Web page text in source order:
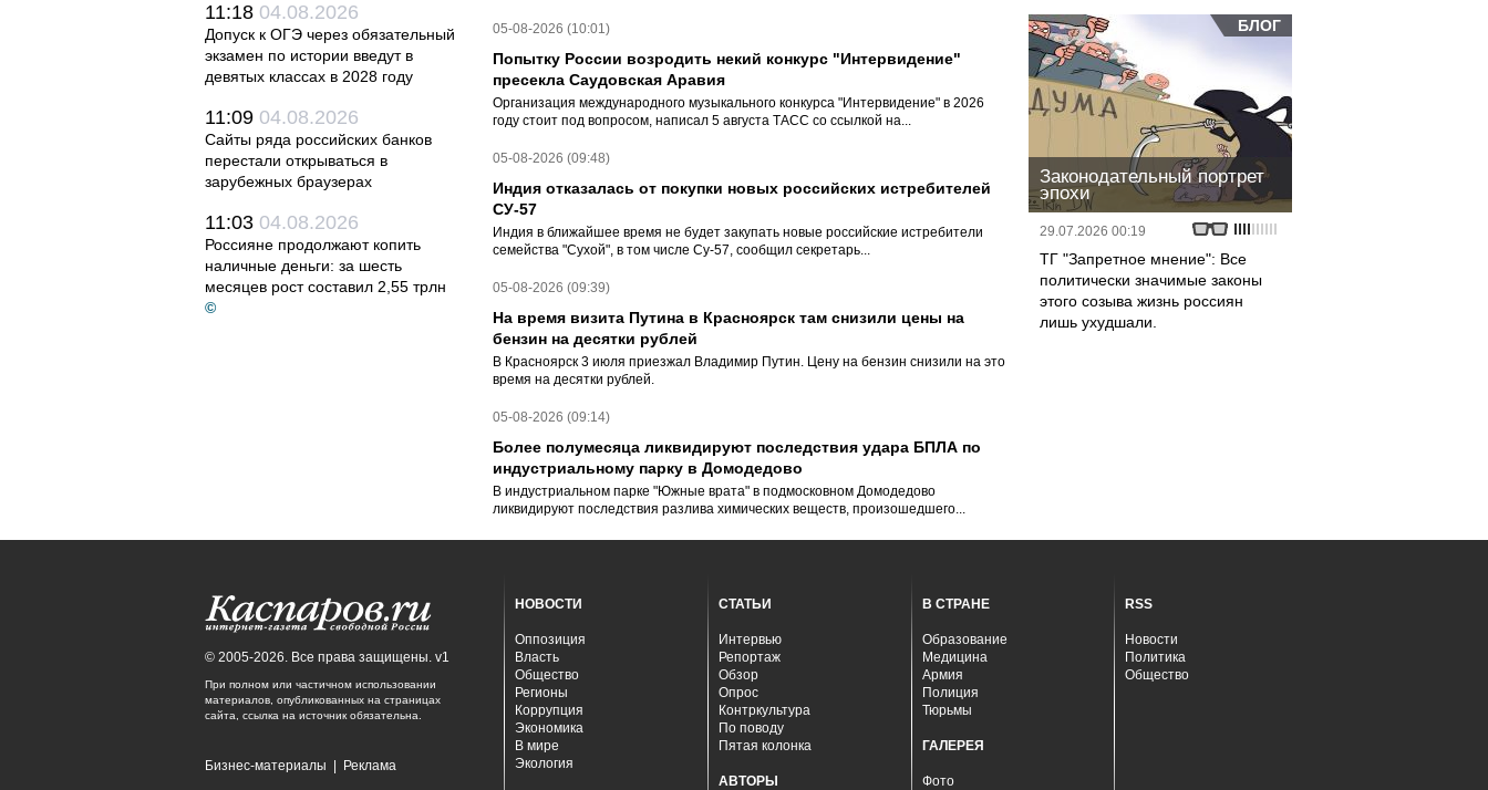
11:18 04.08.2026
Допуск к ОГЭ через обязательный
экзамен по истории введут в
девятых классах в 2028 году
11:09 04.08.2026
Сайты ряда российских банков
перестали открываться в
зарубежных браузерах
11:03 04.08.2026
Россияне продолжают копить
наличные деньги: за шесть
месяцев рост составил 2,55 трлн
©
05-08-2026 (10:01)
Попытку России возродить некий конкурс "Интервидение"
пресекла Саудовская Аравия
Организация международного музыкального конкурса "Интервидение" в 2026
году стоит под вопросом, написал 5 августа ТАСС со ссылкой на...
05-08-2026 (09:48)
Индия отказалась от покупки новых российских истребителей
СУ-57
Индия в ближайшее время не будет закупать новые российские истребители
семейства "Сухой", в том числе Су-57, сообщил секретарь...
05-08-2026 (09:39)
На время визита Путина в Красноярск там снизили цены на
бензин на десятки рублей
В Красноярск 3 июля приезжал Владимир Путин. Цену на бензин снизили на это
время на десятки рублей.
05-08-2026 (09:14)
Более полумесяца ликвидируют последствия удара БПЛА по
индустриальному парку в Домодедово
В индустриальном парке "Южные врата" в подмосковном Домодедово
ликвидируют последствия разлива химических веществ, произошедшего...
БЛОГ
Законодательный портрет
эпохи
29.07.2026 00:19
ТГ "Запретное мнение": Все
политически значимые законы
этого созыва жизнь россиян
лишь ухудшали.
© 2005-2026. Все права защищены. v1
При полном или частичном использовании
материалов, опубликованных на страницах
сайта, ссылка на источник обязательна.
Бизнес-материалы Реклама
НОВОСТИ
Оппозиция
Власть
Общество
Регионы
Коррупция
Экономика
В мире
Экология
СТАТЬИ
Интервью
Репортаж
Обзор
Опрос
Контркультура
По поводу
Пятая колонка
АВТОРЫ
В СТРАНЕ
Образование
Медицина
Армия
Полиция
Тюрьмы
ГАЛЕРЕЯ
Фото
RSS
Новости
Политика
Общество